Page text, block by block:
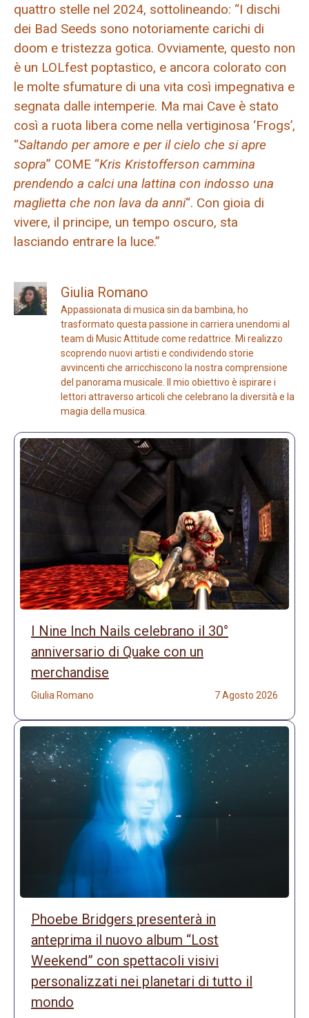
quattro stelle nel 2024, sottolineando: “I dischi
dei Bad Seeds sono notoriamente carichi di
doom e tristezza gotica. Ovviamente, questo non
è un LOLfest poptastico, e ancora colorato con
le molte sfumature di una vita così impegnativa e
segnata dalle intemperie. Ma mai Cave è stato
così a ruota libera come nella vertiginosa ‘Frogs’,
“Saltando per amore e per il cielo che si apre
sopra” COME “Kris Kristofferson cammina
prendendo a calci una lattina con indosso una
maglietta che non lava da anni“. Con gioia di
vivere, il principe, un tempo oscuro, sta
lasciando entrare la luce.”
Giulia Romano
Appassionata di musica sin da bambina, ho
trasformato questa passione in carriera unendomi al
team di Music Attitude come redattrice. Mi realizzo
scoprendo nuovi artisti e condividendo storie
avvincenti che arricchiscono la nostra comprensione
del panorama musicale. Il mio obiettivo è ispirare i
lettori attraverso articoli che celebrano la diversità e la
magia della musica.
I Nine Inch Nails celebrano il 30°
anniversario di Quake con un
merchandise
Giulia Romano 7 Agosto 2026
Phoebe Bridgers presenterà in
anteprima il nuovo album “Lost
Weekend” con spettacoli visivi
personalizzati nei planetari di tutto il
mondo